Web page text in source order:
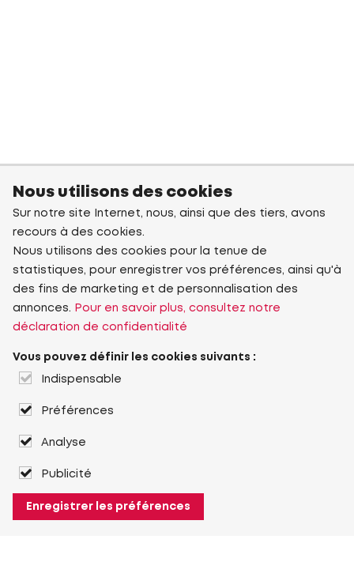
Nous utilisons des cookies
Sur notre site Internet, nous, ainsi que des tiers, avons
recours à des cookies.
Nous utilisons des cookies pour la tenue de
statistiques, pour enregistrer vos préférences, ainsi qu'à
des fins de marketing et de personnalisation des
annonces.
Pour en savoir plus, consultez notre
déclaration de confidentialité
Vous pouvez définir les cookies suivants :
Indispensable
Préférences
Analyse
Publicité
Enregistrer les préférences